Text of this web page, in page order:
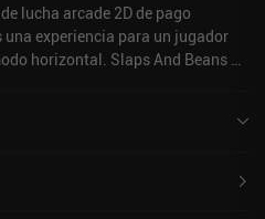
lucha arcade 2D de pago
experiencia para un jugador
horizontal. Slaps And Beans 2